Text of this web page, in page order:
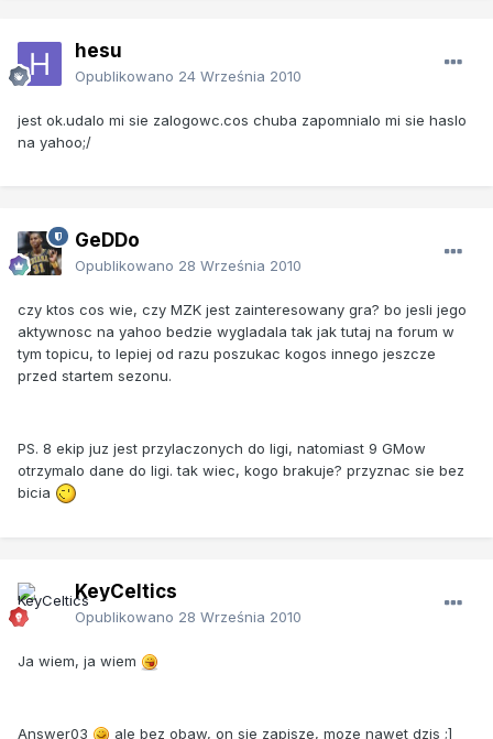
hesu
Opublikowano 24 Września 2010
jest ok.udalo mi sie zalogowc.cos chuba zapomnialo mi sie haslo
na yahoo;/
GeDDo
Opublikowano 28 Września 2010
czy ktos cos wie, czy MZK jest zainteresowany gra? bo jesli jego
aktywnosc na yahoo bedzie wygladala tak jak tutaj na forum w
tym topicu, to lepiej od razu poszukac kogos innego jeszcze
przed startem sezonu.
PS. 8 ekip juz jest przylaczonych do ligi, natomiast 9 GMow
otrzymalo dane do ligi. tak wiec, kogo brakuje? przyznac sie bez
bicia
KeyCeltics
Opublikowano 28 Września 2010
Ja wiem, ja wiem
Answer03 ale bez obaw, on sie zapisze, moze nawet dzis ;]